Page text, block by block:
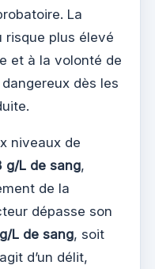
La
risque plus élevé
et à la volonté de
dès les
niveaux de
g/L de sang,
de la
dépasse son
L de sang, soit
d’un délit,